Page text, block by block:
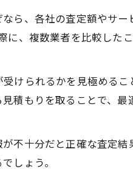
ら、各社の査定額やサー
に、複数業者を比較した
けられるかを見極めるこ
積もりを取ることで、最
不十分だと正確な査定結
しょう。